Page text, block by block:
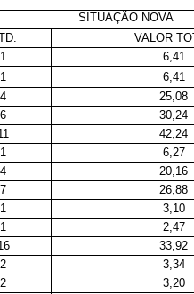
SITUAÇÃO NOVA
VALOR
1
6,41
1
6,41
4
25,08
6
30,24
42,24
1
6,27
4
20,16
7
26,88
1
3,10
1
2,47
33,92
2
3,34
2
3,20